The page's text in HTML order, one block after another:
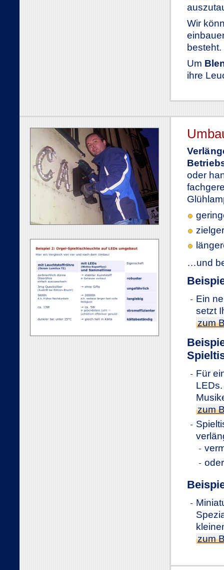
Wir
besteht.
Um
ihre
oder
…und
Ein
setzt
zum
Für
zum
zum